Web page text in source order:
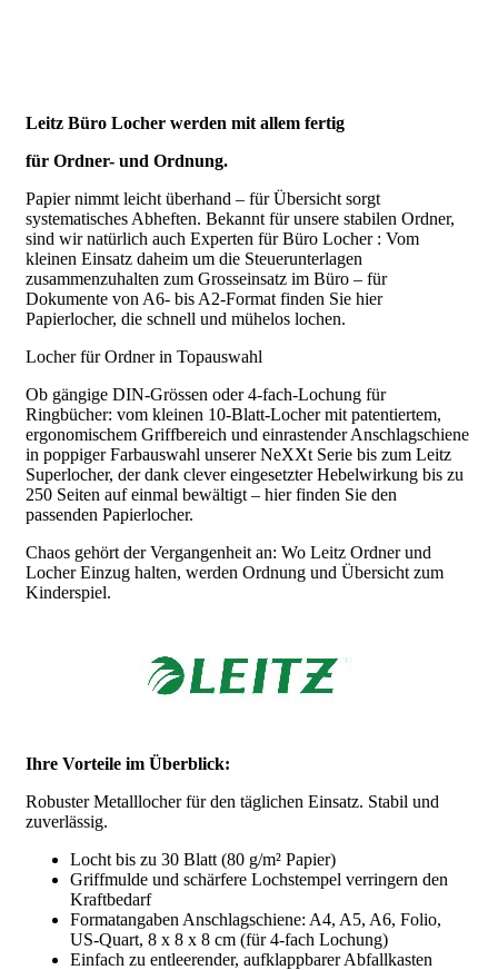
Leitz Büro Locher werden mit allem fertig
für Ordner- und Ordnung.
Papier nimmt leicht überhand – für Übersicht sorgt
systematisches Abheften. Bekannt für unsere stabilen Ordner,
sind wir natürlich auch Experten für Büro Locher : Vom
kleinen Einsatz daheim um die Steuerunterlagen
zusammenzuhalten zum Grosseinsatz im Büro – für
Dokumente von A6- bis A2-Format finden Sie hier
Papierlocher, die schnell und mühelos lochen.
Locher für Ordner in Topauswahl
Ob gängige DIN-Grössen oder 4-fach-Lochung für
Ringbücher: vom kleinen 10-Blatt-Locher mit patentiertem,
ergonomischem Griffbereich und einrastender Anschlagschiene
in poppiger Farbauswahl unserer NeXXt Serie bis zum Leitz
Superlocher, der dank clever eingesetzter Hebelwirkung bis zu
250 Seiten auf einmal bewältigt – hier finden Sie den
passenden Papierlocher.
Chaos gehört der Vergangenheit an: Wo Leitz Ordner und
Locher Einzug halten, werden Ordnung und Übersicht zum
Kinderspiel.
Ihre Vorteile im Überblick:
Robuster Metalllocher für den täglichen Einsatz. Stabil und
zuverlässig.
Locht bis zu 30 Blatt (80 g/m² Papier)
Griffmulde und schärfere Lochstempel verringern den
Kraftbedarf
Formatangaben Anschlagschiene: A4, A5, A6, Folio,
US-Quart, 8 x 8 x 8 cm (für 4-fach Lochung)
Einfach zu entleerender, aufklappbarer Abfallkasten